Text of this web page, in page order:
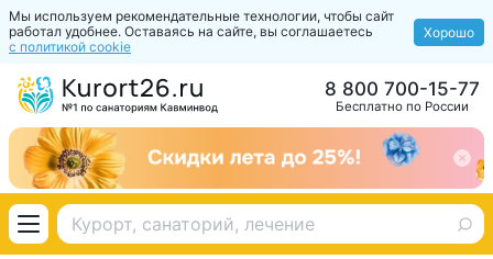
Мы используем рекомендательные технологии, чтобы сайт
работал удобнее. Оставаясь на сайте, вы соглашаетесь
с политикой cookie
Хорошо
Бесплатно по России
8 800 700-15-77